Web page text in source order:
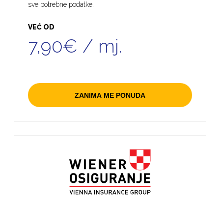
sve potrebne podatke.
VEĆ OD
7,90€ / mj.
ZANIMA ME PONUDA